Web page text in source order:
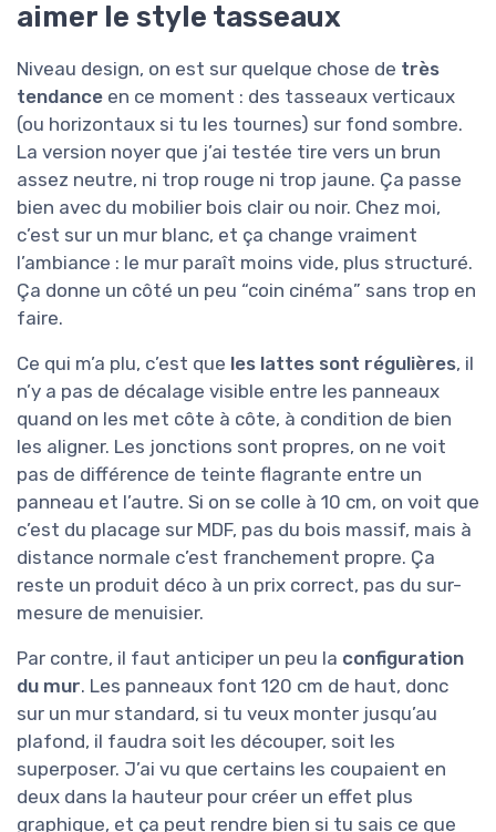
aimer le style tasseaux
Niveau design, on est sur quelque chose de très
tendance en ce moment : des tasseaux verticaux
(ou horizontaux si tu les tournes) sur fond sombre.
La version noyer que j’ai testée tire vers un brun
assez neutre, ni trop rouge ni trop jaune. Ça passe
bien avec du mobilier bois clair ou noir. Chez moi,
c’est sur un mur blanc, et ça change vraiment
l’ambiance : le mur paraît moins vide, plus structuré.
Ça donne un côté un peu “coin cinéma” sans trop en
faire.
Ce qui m’a plu, c’est que les lattes sont régulières, il
n’y a pas de décalage visible entre les panneaux
quand on les met côte à côte, à condition de bien
les aligner. Les jonctions sont propres, on ne voit
pas de différence de teinte flagrante entre un
panneau et l’autre. Si on se colle à 10 cm, on voit que
c’est du placage sur MDF, pas du bois massif, mais à
distance normale c’est franchement propre. Ça
reste un produit déco à un prix correct, pas du sur-
mesure de menuisier.
Par contre, il faut anticiper un peu la configuration
du mur. Les panneaux font 120 cm de haut, donc
sur un mur standard, si tu veux monter jusqu’au
plafond, il faudra soit les découper, soit les
superposer. J’ai vu que certains les coupaient en
deux dans la hauteur pour créer un effet plus
graphique, et ça peut rendre bien si tu sais ce que